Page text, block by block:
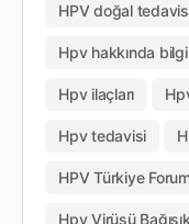
HPV doğal
Hpv hakkında bilgi
Hpv ilaçları
Hpv tedavisi
HPV Türkiye
Hpv Virüsü